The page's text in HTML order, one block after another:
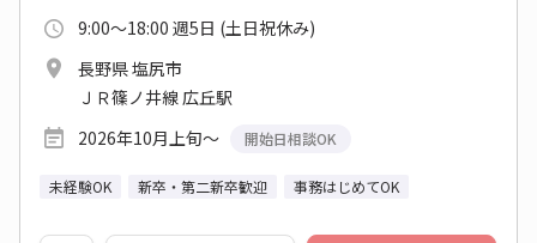
9:00～18:00 週5日 (土日祝休み)
長野県 塩尻市
ＪＲ篠ノ井線 広丘駅
2026年10月上旬～
開始日相談OK
未経験OK 新卒・第二新卒歓迎 事務はじめてOK